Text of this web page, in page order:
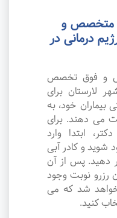
متخصص و
درمانی در
و فوق تخصص
لارستان برای
خود، به
می دهند. برای
ابتدا وارد
و کادر آبی
دهید. پس از آن
رزرو نوبت وجود
خواهد شد که می
کنید.